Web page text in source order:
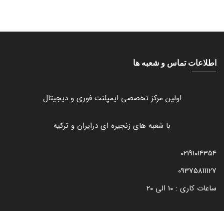
اطلاعات تماس و شعبه ها
اولین مرکز تخصصی ایمپلنت فوری و دیجیتال
با شعبه های زنجیره ای درایران و ترکیه
02191014354
09375811127
ساعات کاری : 10 الی 20